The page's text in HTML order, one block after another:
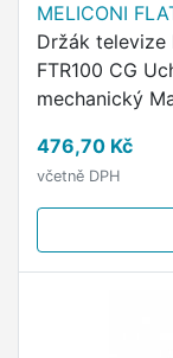
MELICONI
Držák televize
FTR100 CG
mechanický
vysazení
476,70 Kč
včetně DPH